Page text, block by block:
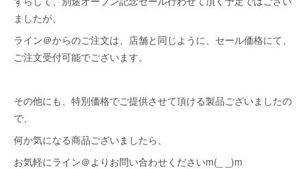
ましたが、
ライン＠からのご注文は、店舗と同じように、セール価格にて、
ご注文受付可能でございます。
その他にも、特別価格でご提供させて頂ける製品ございましたの
で、
何か気になる商品ございましたら、
お気軽にライン＠よりお問い合わせくださいm(_ _)m